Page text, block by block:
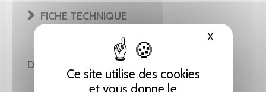
Ce site utilise des cookies
et vous donne le
XMasquer
FICHE TECHNIQUE
DE MÊME AUTEUR(E)